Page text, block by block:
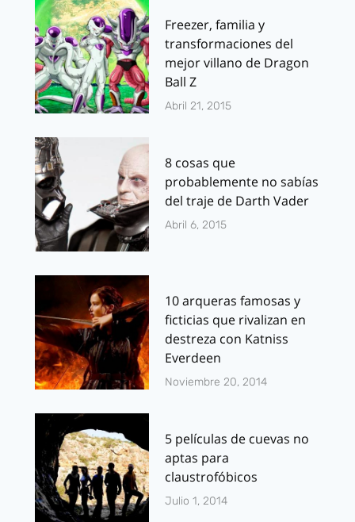
Freezer, familia y
transformaciones del
mejor villano de Dragon
Ball Z
Abril 21, 2015
8 cosas que
probablemente no sabías
del traje de Darth Vader
Abril 6, 2015
10 arqueras famosas y
ficticias que rivalizan en
destreza con Katniss
Everdeen
Noviembre 20, 2014
5 películas de cuevas no
aptas para
claustrofóbicos
Julio 1, 2014